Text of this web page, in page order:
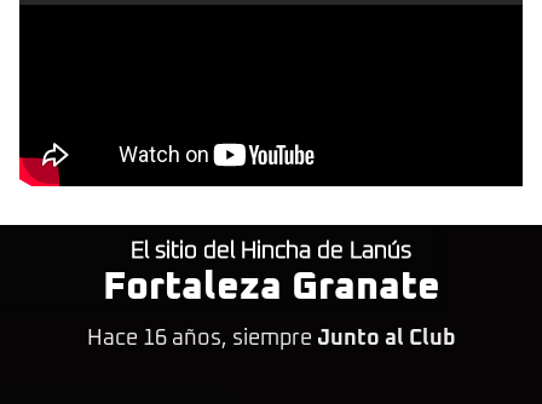
El sitio del Hincha de Lanús
Fortaleza Granate
Hace 16 años, siempre Junto al Club